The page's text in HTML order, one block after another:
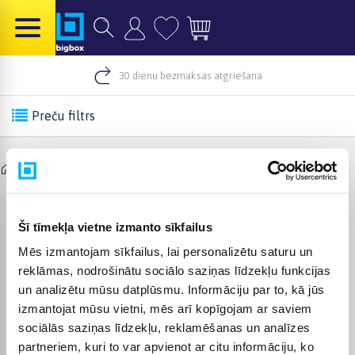
Šī tīmekļa vietne izmanto sīkfailus
Mēs izmantojam sīkfailus, lai personalizētu saturu un
reklāmas, nodrošinātu sociālo saziņas līdzekļu funkcijas
un analizētu mūsu datplūsmu. Informāciju par to, kā jūs
izmantojat mūsu vietni, mēs arī kopīgojam ar saviem
sociālās saziņas līdzekļu, reklamēšanas un analīzes
partneriem, kuri to var apvienot ar citu informāciju, ko
30 dienu bezmaksas atgriešana
Preču filtrs
Datori, konsoles, spēles
PAYOT Optiskās ierīces
BUJ
TOP 5 vislabāk pārdoti Optiskās ierīces